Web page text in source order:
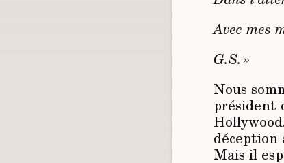
Avec mes
G.S. »
Nous
président
déception
Mais il